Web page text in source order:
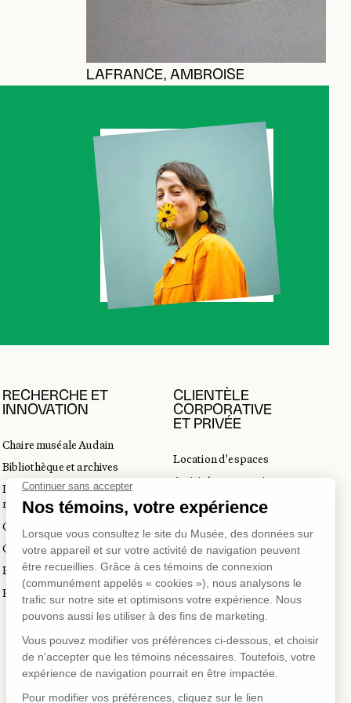
LAFRANCE, AMBROISE
RECHERCHE ET
INNOVATION
Chaire muséale Audain
Bibliothèque et archives
Incubateur d’innovations
muséales
Guide de numérisation 3D
Commandes d'images
Prix en art actuel
Prix Lynne-Cohen
CLIENTÈLE
CORPORATIVE
ET PRIVÉE
Location d'espaces
Activités corporatives
Location d'œuvres
du tourisme